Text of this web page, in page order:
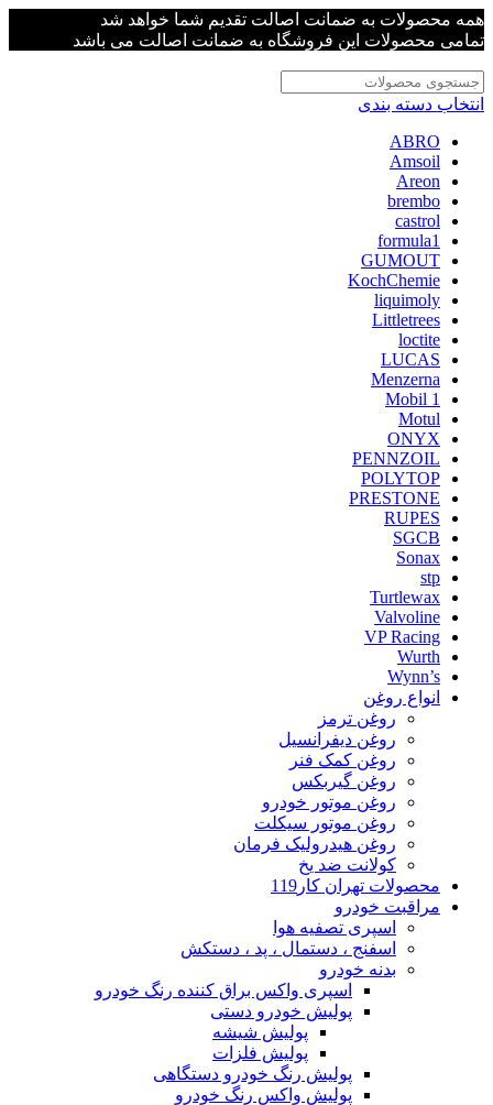
همه محصولات به ضمانت اصالت تقدیم شما خواهد شد
تمامی محصولات این فروشگاه به ضمانت اصالت می باشد
انتخاب دسته بندی
ABRO
Amsoil
Areon
brembo
castrol
formula1
GUMOUT
KochChemie
liquimoly
Littletrees
loctite
LUCAS
Menzerna
Mobil 1
Motul
ONYX
PENNZOIL
POLYTOP
PRESTONE
RUPES
SGCB
Sonax
stp
Turtlewax
Valvoline
VP Racing
Wurth
Wynn’s
انواع روغن
روغن ترمز
روغن دیفرانسیل
روغن کمک فنر
روغن گیربکس
روغن موتور خودرو
روغن موتور سیکلت
روغن هیدرولیک فرمان
کولانت ضد یخ
محصولات تهران کار119
مراقبت خودرو
اسپری تصفیه هوا
اسفنج ، دستمال ، پد ، دستکش
بدنه خودرو
اسپری واکس براق کننده رنگ خودرو
پولیش خودرو دستی
پولیش شیشه
پولیش فلزات
پولیش رنگ خودرو دستگاهی
پولیش واکس رنگ خودرو